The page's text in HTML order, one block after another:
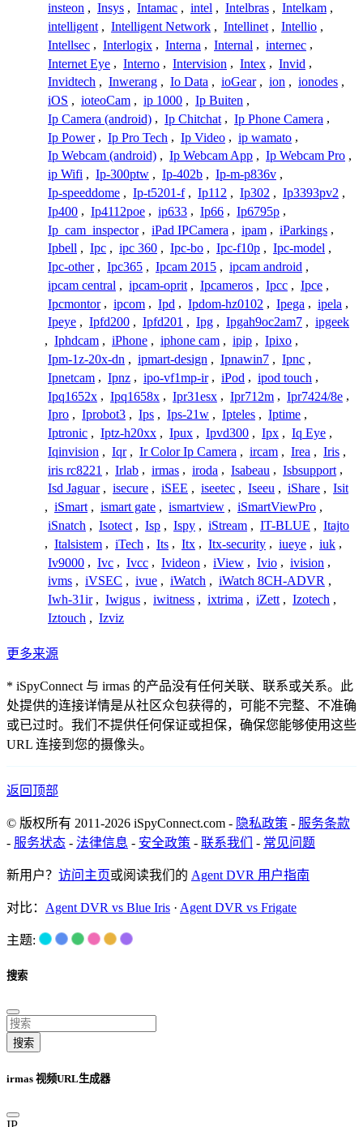
insteon , Insys , Intamac , intel , Intelbras , Intelkam ,
intelligent , Intelligent Network , Intellinet , Intellio ,
Intellsec , Interlogix , Interna , Internal , internec ,
Internet Eye , Interno , Intervision , Intex , Invid ,
Invidtech , Inwerang , Io Data , ioGear , ion , ionodes ,
iOS , ioteoCam , ip 1000 , Ip Buiten ,
Ip Camera (android) , Ip Chitchat , Ip Phone Camera ,
Ip Power , Ip Pro Tech , Ip Video , ip wamato ,
Ip Webcam (android) , Ip Webcam App , Ip Webcam Pro ,
ip Wifi , Ip-300ptw , Ip-402b , Ip-m-p836v ,
Ip-speeddome , Ip-t5201-f , Ip112 , Ip302 , Ip3393pv2 ,
Ip400 , Ip4112poe , ip633 , Ip66 , Ip6795p ,
Ip_cam_inspector , iPad IPCamera , ipam , iParkings ,
Ipbell , Ipc , ipc 360 , Ipc-bo , Ipc-f10p , Ipc-model ,
Ipc-other , Ipc365 , Ipcam 2015 , ipcam android ,
ipcam central , ipcam-oprit , Ipcameros , Ipcc , Ipce ,
Ipcmontor , ipcom , Ipd , Ipdom-hz0102 , Ipega , ipela ,
Ipeye , Ipfd200 , Ipfd201 , Ipg , Ipgah9oc2am7 , ipgeek
, Iphdcam , iPhone , iphone cam , ipip , Ipixo ,
Ipm-1z-20x-dn , ipmart-design , Ipnawin7 , Ipnc ,
Ipnetcam , Ipnz , ipo-vf1mp-ir , iPod , ipod touch ,
Ipq1652x , Ipq1658x , Ipr31esx , Ipr712m , Ipr7424/8e ,
Ipro , Iprobot3 , Ips , Ips-21w , Ipteles , Iptime ,
Iptronic , Iptz-h20xx , Ipux , Ipvd300 , Ipx , Iq Eye ,
Iqinvision , Iqr , Ir Color Ip Camera , ircam , Irea , Iris ,
iris rc8221 , Irlab , irmas , iroda , Isabeau , Isbsupport ,
Isd Jaguar , isecure , iSEE , iseetec , Iseeu , iShare , Isit
, iSmart , ismart gate , ismartview , iSmartViewPro ,
iSnatch , Isotect , Isp , Ispy , iStream , IT-BLUE , Itajto
, Italsistem , iTech , Its , Itx , Itx-security , iueye , iuk ,
Iv9000 , Ivc , Ivcc , Ivideon , iView , Ivio , ivision ,
ivms , iVSEC , ivue , iWatch , iWatch 8CH-ADVR ,
Iwh-31ir , Iwigus , iwitness , ixtrima , iZett , Izotech ,
Iztouch , Izviz
更多来源
* iSpyConnect 与 irmas 的产品没有任何关联、联系或关系。此
处提供的连接详情是从社区众包获得的，可能不完整、不准确
或已过时。我们不提供任何保证或担保，确保您能够使用这些
URL 连接到您的摄像头。
返回顶部
© 版权所有 2011-2026 iSpyConnect.com - 隐私政策 - 服务条款
- 服务状态 - 法律信息 - 安全政策 - 联系我们 - 常见问题
新用户？ 访问主页或阅读我们的 Agent DVR 用户指南
对比： Agent DVR vs Blue Iris · Agent DVR vs Frigate
主题:
搜索
搜索
irmas 视频URL生成器